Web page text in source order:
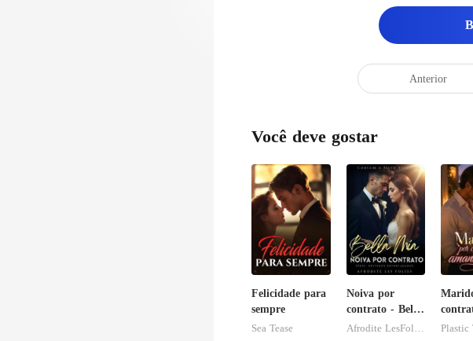
Anterior
Você deve gostar
Felicidade para
sempre
Sea Tease
Noiva por
contrato - Bella
Mia
Plastic